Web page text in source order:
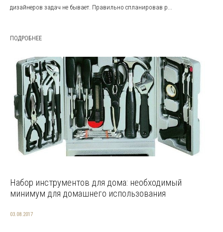
дизайнеров задач не бывает. Правильно спланировав р...
ПОДРОБНЕЕ
Набор инструментов для дома: необходимый
минимум для домашнего использования
03.08.2017